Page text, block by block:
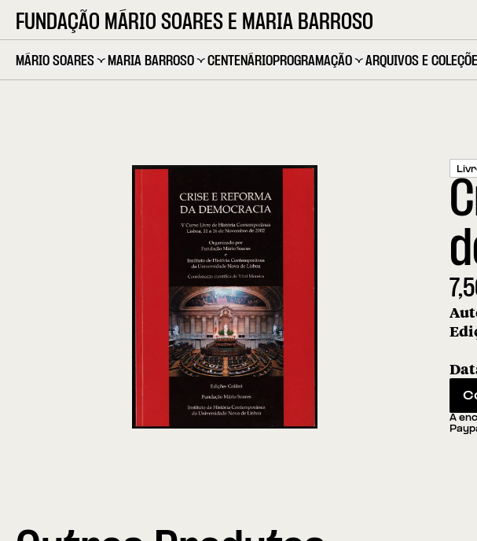
FUNDAÇÃO MÁRIO SOARES E MARIA BARROSO
MÁRIO SOARES MARIA BARROSO CENTENÁRIOPROGRAMAÇÃO ARQUIVOS E
A